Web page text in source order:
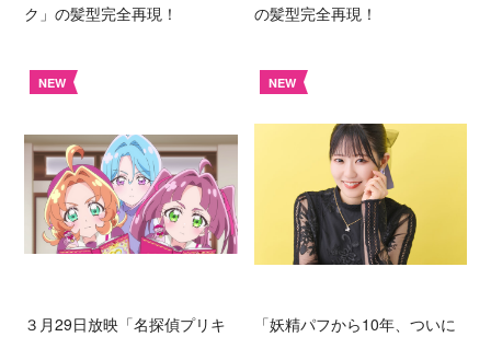
ク」の髪型完全再現！
の髪型完全再現！
NEW
３月29日放映「名探偵プリキ
NEW
「妖精パフから10年、ついに